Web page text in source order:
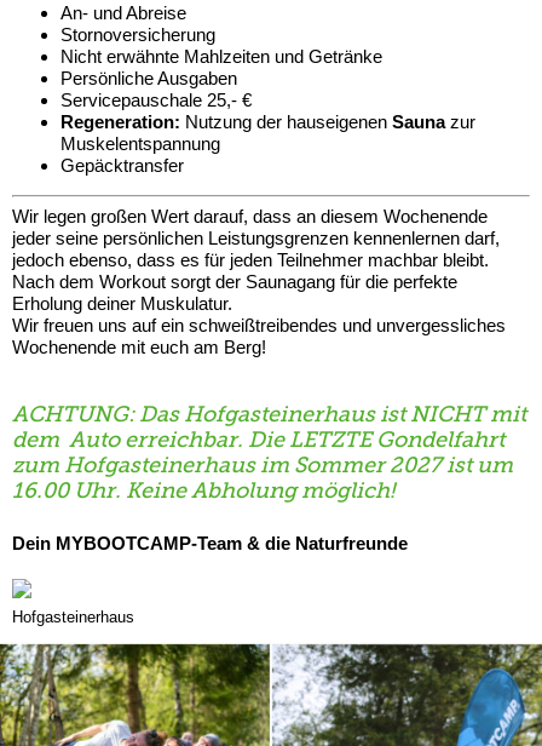
An- und Abreise
Stornoversicherung
Nicht erwähnte Mahlzeiten und Getränke
Persönliche Ausgaben
Servicepauschale 25,- €
Regeneration: Nutzung der hauseigenen Saunazur
Muskelentspannung
Gepäcktransfer
Wir legen großen Wert darauf, dass an diesem Wochenende
jeder seine persönlichen Leistungsgrenzen kennenlernen darf,
jedoch ebenso, dass es für jeden Teilnehmer machbar bleibt.
Nach dem Workout sorgt der Saunagang für die perfekte
Erholung deiner Muskulatur.
Wir freuen uns auf ein schweißtreibendes und unvergessliches
Wochenende mit euch am Berg!
ACHTUNG: Das Hofgasteinerhaus ist NICHT mit
dem Auto erreichbar. Die LETZTE Gondelfahrt
zum Hofgasteinerhaus im Sommer 2027 ist um
16.00 Uhr. Keine Abholung möglich!
Dein MYBOOTCAMP-Team & die Naturfreunde
Hofgasteinerhaus